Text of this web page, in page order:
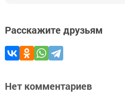
Расскажите друзьям
Нет комментариев